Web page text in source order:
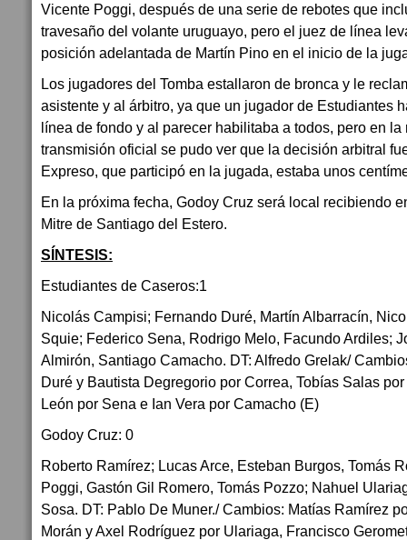
Vicente Poggi, después de una serie de rebotes que
travesaño del volante uruguayo, pero el juez de línea
posición adelantada de Martín Pino en el inicio de la
Los jugadores del Tomba estallaron de bronca y le
asistente y al árbitro, ya que un jugador de Estudiantes
línea de fondo y al parecer habilitaba a todos, pero en la
transmisión oficial se pudo ver que la decisión arbitral
Expreso, que participó en la jugada, estaba unos
En la próxima fecha, Godoy Cruz será local recibiendo
Mitre de Santiago del Estero.
SÍNTESIS:
Estudiantes de Caseros:1
Nicolás Campisi; Fernando Duré, Martín Albarracín,
Squie; Federico Sena, Rodrigo Melo, Facundo Ardiles;
Almirón, Santiago Camacho. DT: Alfredo Grelak/
Duré y Bautista Degregorio por Correa, Tobías Salas
León por Sena e Ian Vera por Camacho (E)
Godoy Cruz: 0
Roberto Ramírez; Lucas Arce, Esteban Burgos, Tomás
Poggi, Gastón Gil Romero, Tomás Pozzo; Nahuel
Sosa. DT: Pablo De Muner./ Cambios: Matías Ramírez
Morán y Axel Rodríguez por Ulariaga, Francisco